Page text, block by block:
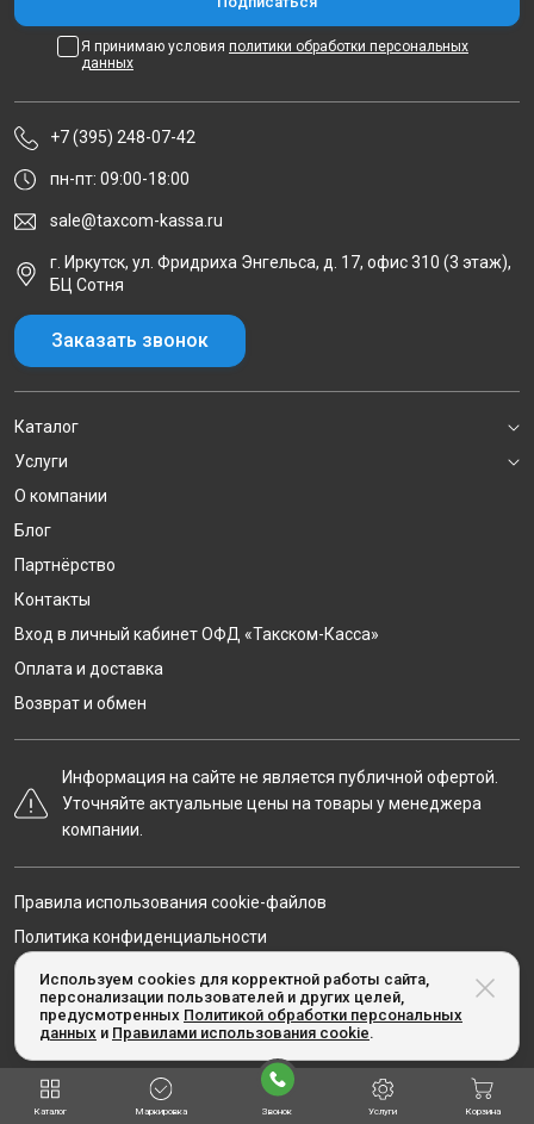
Используем cookies для корректной работы сайта,
персонализации пользователей и других целей,
предусмотренных Политикой обработки персональных
данных и Правилами использования cookie.
Я принимаю условия политики обработки персональных
данных
+7 (395) 248-07-42
пн-пт: 09:00-18:00
sale@taxcom-kassa.ru
г. Иркутск, ул. Фридриха Энгельса, д. 17, офис 310 (3 этаж),
БЦ Сотня
Заказать звонок
Каталог
Услуги
О компании
Блог
Партнёрство
Контакты
Вход в личный кабинет ОФД «Такском-Касса»
Оплата и доставка
Возврат и обмен
Информация на сайте не является публичной офертой.
Уточняйте актуальные цены на товары у менеджера
компании.
© Taxcom-kassa.ru, 2020-2026
Правила использования cookie-файлов
Политика конфиденциальности
Карта сайта
Каталог Маркировка Звонок Услуги Корзина